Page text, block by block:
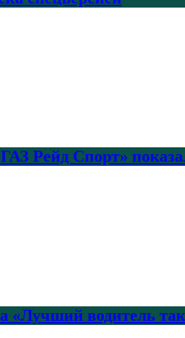
Рейд Спорт»
водитель